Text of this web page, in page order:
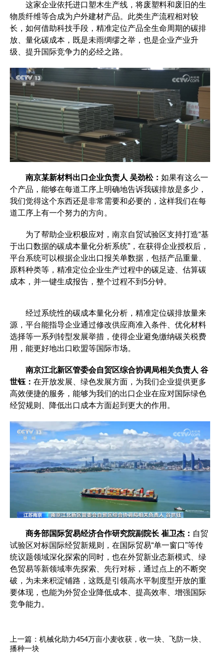
这家企业依托进口塑木生产线，将废塑料和废旧的生
物质纤维等合成为户外建材产品。此类生产流程相对较
长，如何借助科技手段，精准定位产品全生命周期的碳排
放、量化碳成本，既是未雨绸缪之举，也是企业产业升
级、提升国际竞争力的必经之路。
南京某新材料出口企业负责人 吴劲松： 如果有这么一
个产品，能够在每道工序上明确地告诉我碳排放是多少，
我们觉得这个东西还是非常需要和必要的，这样我们在每
道工序上有一个努力的方向。
为了帮助企业积极应对，南京自贸试验区支持打造“基
于出口数据的碳成本量化分析系统”，在获得企业授权后，
平台系统可以根据企业出口报关单数据，包括产品重量、
原料种类等，精准定位企业生产过程中的碳足迹、估算碳
成本，并一键生成报告，整个过程不到5分钟。
经过系统性的碳成本量化分析，精准定位碳排放量来
源，平台能指导企业通过修改供应商准入条件、优化材料
选择等一系列转型发展举措，使得企业避免缴纳碳关税费
用，能更好地出口欧盟等国际市场。
南京江北新区管委会自贸区综合协调局相关负责人 谷
世钰： 在开放发展、绿色发展方面，为我们企业提供更多
高效便捷的服务，能够为我们的出口企业在应对国际绿色
经贸规则、降低出口成本方面起到更大的作用。
商务部国际贸易经济合作研究院副院长 崔卫杰： 自贸
试验区对标国际经贸新规则，在国际贸易“单一窗口”等传
统议题领域深化探索的同时，也在外贸新业态新模式、绿
色贸易等新领域率先探索、先行对标，通过点上的不断突
破，为未来积淀铺路，这既是引领高水平制度型开放的重
要体现，也能为外贸企业降低成本、提高效率、增强国际
竞争能力。
上一篇： 机械化助力454万亩小麦收获，收一块、飞防一块、
播种一块